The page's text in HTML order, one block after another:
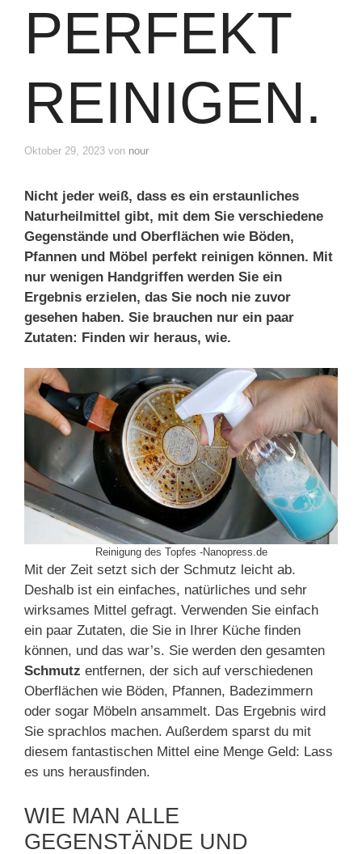
PERFEKT
REINIGEN.
Oktober 29, 2023 von nour
Nicht jeder weiß, dass es ein erstaunliches
Naturheilmittel gibt, mit dem Sie verschiedene
Gegenstände und Oberflächen wie Böden,
Pfannen und Möbel perfekt reinigen können. Mit
nur wenigen Handgriffen werden Sie ein
Ergebnis erzielen, das Sie noch nie zuvor
gesehen haben. Sie brauchen nur ein paar
Zutaten: Finden wir heraus, wie.
Reinigung des Topfes -Nanopress.de
Mit der Zeit setzt sich der Schmutz leicht ab.
Deshalb ist ein einfaches, natürliches und sehr
wirksames Mittel gefragt. Verwenden Sie einfach
ein paar Zutaten, die Sie in Ihrer Küche finden
können, und das war’s. Sie werden den gesamten
Schmutz entfernen, der sich auf verschiedenen
Oberflächen wie Böden, Pfannen, Badezimmern
oder sogar Möbeln ansammelt. Das Ergebnis wird
Sie sprachlos machen. Außerdem sparst du mit
diesem fantastischen Mittel eine Menge Geld: Lass
es uns herausfinden.
WIE MAN ALLE
GEGENSTÄNDE UND